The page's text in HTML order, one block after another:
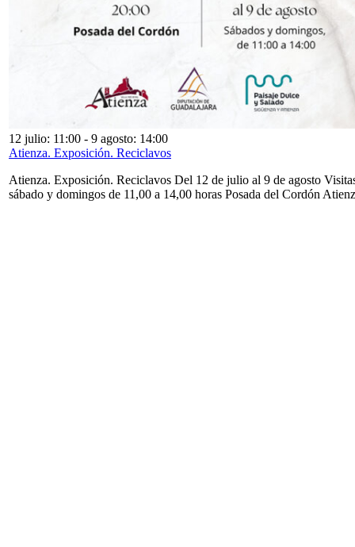
12 julio: 11:00 - 9 agosto: 14:00
Atienza. Exposición. Reciclavos
Atienza. Exposición. Reciclavos Del 12 de julio al 9 de agosto
sábado y domingos de 11,00 a 14,00 horas Posada del Cordón